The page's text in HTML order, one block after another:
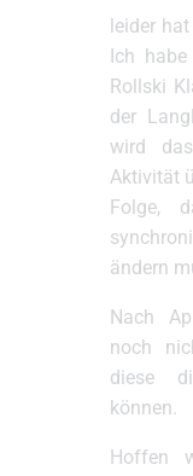
leider
Ich
Rollski
der
wird
Aktivität
Folge,
ändern
Nach
noch
diese
können.
Hoffen